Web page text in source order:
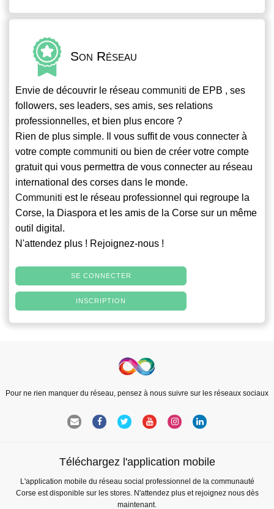
Son Réseau
Envie de découvrir le réseau communiti de EPB , ses
followers, ses leaders, ses amis, ses relations
professionnelles, et bien plus encore ?
Rien de plus simple. Il vous suffit de vous connecter à
votre compte communiti ou bien de créer votre compte
gratuit qui vous permettra de vous connecter au réseau
international des corses dans le monde.
Communiti est le réseau professionnel qui regroupe la
Corse, la Diaspora et les amis de la Corse sur un même
outil digital.
N'attendez plus ! Rejoignez-nous !
SE CONNECTER
INSCRIPTION
Pour ne rien manquer du réseau, pensez à nous suivre sur les réseaux sociaux
Téléchargez l'application mobile
L'application mobile du réseau social professionnel de la communauté
Corse est disponible sur les stores. N'attendez plus et rejoignez nous dès
maintenant.